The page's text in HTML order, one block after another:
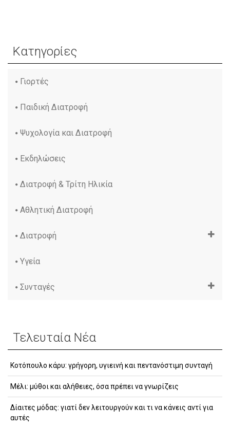
Κατηγορίες
Γιορτές
Παιδική Διατροφή
Ψυχολογία και Διατροφή
Εκδηλώσεις
Διατροφή & Τρίτη Ηλικία
Αθλητική Διατροφή
Διατροφή
Υγεία
Συνταγές
Τελευταία Νέα
Κοτόπουλο κάρυ: γρήγορη, υγιεινή και πεντανόστιμη συνταγή
Μέλι: μύθοι και αλήθειες, όσα πρέπει να γνωρίζεις
Δίαιτες μόδας: γιατί δεν λειτουργούν και τι να κάνεις αντί για
αυτές